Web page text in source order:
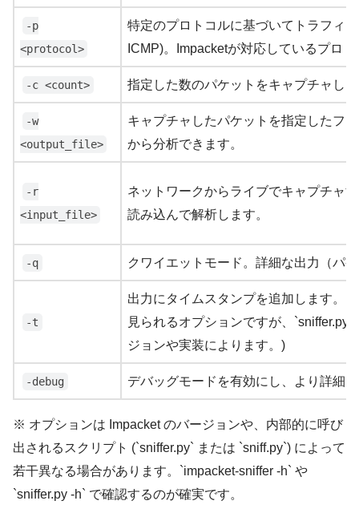
-p
<protocol>
特定のプロトコルに基づいてトラフィ
ICMP)。Impacketが対応しているプロ
-c <count> 指定した数のパケットをキャプチャし
-w
<output_file>
キャプチャしたパケットを指定したフ
から分析できます。
-r
<input_file>
ネットワークからライブでキャプチャ
読み込んで解析します。
-q クワイエットモード。詳細な出力（パ
-t
出力にタイムスタンプを追加します。
見られるオプションですが、
ジョンや実装によります。)
-debug デバッグモードを有効にし、より詳細
※ オプションは Impacket のバージョンや、内部的に呼び
出されるスクリプト (`sniffer.py` または `sniff.py`) によって
若干異なる場合があります。`impacket-sniffer -h` や
`sniffer.py -h` で確認するのが確実です。